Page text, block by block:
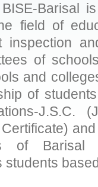
Barisal
field of
inspection
of
and
of
J.S.C.
of